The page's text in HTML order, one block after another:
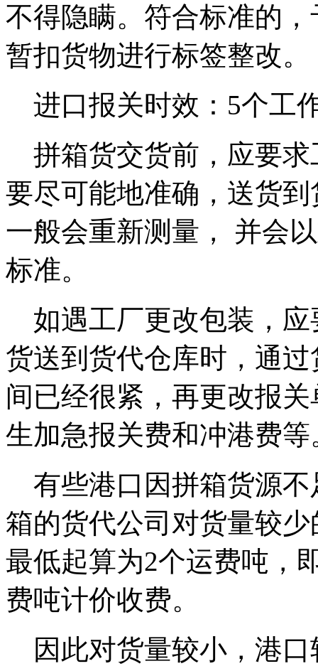
不得隐瞒。符合标准的
暂扣货物进行标签整改。
进口报关时效：5个工
拼箱货交货前，应要求
要尽可能地准确，送货
一般会重新测量， 并会
标准。
如遇工厂更改包装，应
货送到货代仓库时，通
间已经很紧，再更改报
生加急报关费和冲港费等
有些港口因拼箱货源不
箱的货代公司对货量较
最低起算为2个运费吨，
费吨计价收费。
因此对货量较小，港口